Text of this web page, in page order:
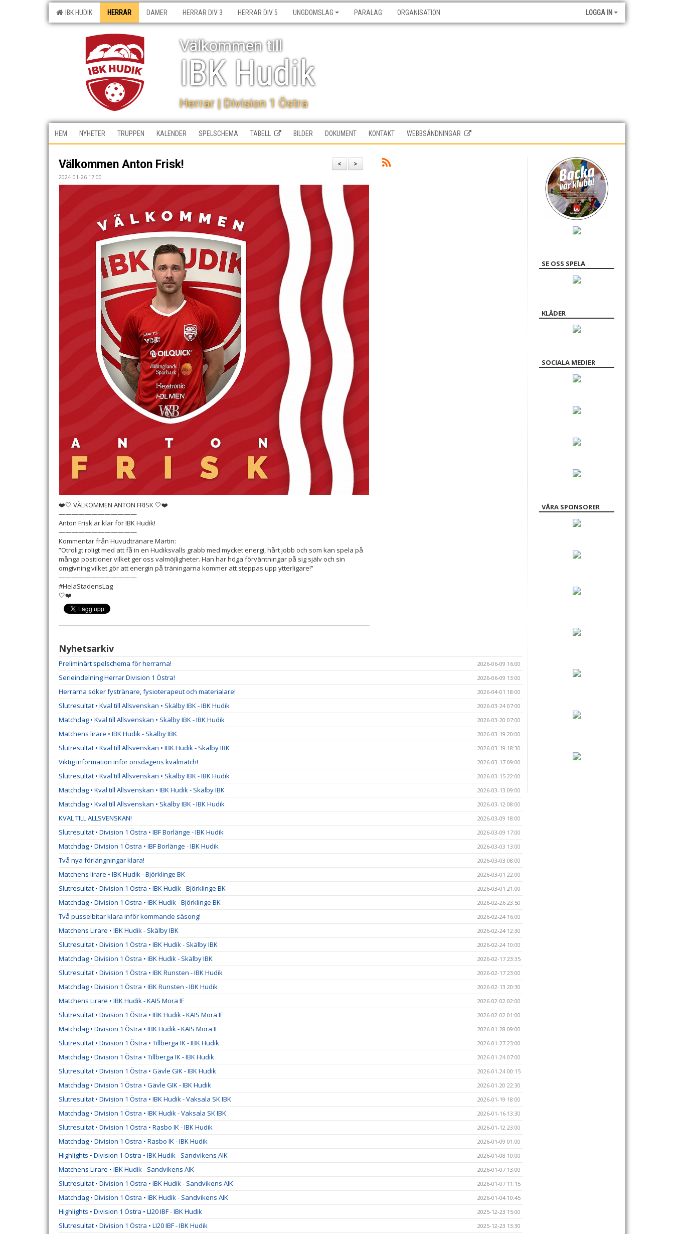
IBK HUDIK HERRAR DAMER HERRAR DIV 3 HERRAR DIV 5 UNGDOMSLAG PARALAG ORGANISATION LOGGA IN
IBK Hudik
Välkommen till
Herrar | Division 1 Östra
HEM NYHETER TRUPPEN KALENDER SPELSCHEMA TABELL BILDER DOKUMENT KONTAKT WEBBSÄNDNINGAR
>
<
Välkommen Anton Frisk!
2024-01-26 17:00
❤️🤍 VÄLKOMMEN ANTON FRISK 🤍❤️
————————————
Anton Frisk är klar för IBK Hudik!
————————————
Kommentar från Huvudtränare Martin:
”Otroligt roligt med att få in en Hudiksvalls grabb med mycket energi, hårt jobb och som kan spela på
många positioner vilket ger oss valmöjligheter. Han har höga förväntningar på sig själv och sin
omgivning vilket gör att energin på träningarna kommer att steppas upp ytterligare!”
————————————
#HelaStadensLag
🤍❤️
Nyhetsarkiv
Preliminärt spelschema för herrarna! 2026-06-09 16:00
Serieindelning Herrar Division 1 Östra! 2026-06-09 13:00
Herrarna söker fystränare, fysioterapeut och materialare! 2026-04-01 18:00
Slutresultat • Kval till Allsvenskan • Skälby IBK - IBK Hudik 2026-03-24 07:00
Matchdag • Kval till Allsvenskan • Skälby IBK - IBK Hudik 2026-03-20 07:00
Matchens lirare • IBK Hudik - Skälby IBK 2026-03-19 20:00
Slutresultat • Kval till Allsvenskan • IBK Hudik - Skälby IBK 2026-03-19 18:30
Viktig information inför onsdagens kvalmatch! 2026-03-17 09:00
Slutresultat • Kval till Allsvenskan • Skälby IBK - IBK Hudik 2026-03-15 22:00
Matchdag • Kval till Allsvenskan • IBK Hudik - Skälby IBK 2026-03-13 09:00
Matchdag • Kval till Allsvenskan • Skälby IBK - IBK Hudik 2026-03-12 08:00
KVAL TILL ALLSVENSKAN! 2026-03-09 18:00
Slutresultat • Division 1 Östra • IBF Borlänge - IBK Hudik 2026-03-09 17:00
Matchdag • Division 1 Östra • IBF Borlänge - IBK Hudik 2026-03-03 13:00
Två nya förlängningar klara! 2026-03-03 08:00
Matchens lirare • IBK Hudik - Björklinge BK 2026-03-01 22:00
Slutresultat • Division 1 Östra • IBK Hudik - Björklinge BK 2026-03-01 21:00
Matchdag • Division 1 Östra • IBK Hudik - Björklinge BK 2026-02-26 23:50
Två pusselbitar klara inför kommande säsong! 2026-02-24 16:00
Matchens Lirare • IBK Hudik - Skälby IBK 2026-02-24 12:30
Slutresultat • Division 1 Östra • IBK Hudik - Skälby IBK 2026-02-24 10:00
Matchdag • Division 1 Östra • IBK Hudik - Skälby IBK 2026-02-17 23:35
Slutresultat • Division 1 Östra • IBK Runsten - IBK Hudik 2026-02-17 23:00
Matchdag • Division 1 Östra • IBK Runsten - IBK Hudik 2026-02-13 20:30
Matchens Lirare • IBK Hudik - KAIS Mora IF 2026-02-02 02:00
Slutresultat • Division 1 Östra • IBK Hudik - KAIS Mora IF 2026-02-02 01:00
Matchdag • Division 1 Östra • IBK Hudik - KAIS Mora IF 2026-01-28 09:00
Slutresultat • Division 1 Östra • Tillberga IK - IBK Hudik 2026-01-27 23:00
Matchdag • Division 1 Östra • Tillberga IK - IBK Hudik 2026-01-24 07:00
Slutresultat • Division 1 Östra • Gävle GIK - IBK Hudik 2026-01-24 00:15
Matchdag • Division 1 Östra • Gävle GIK - IBK Hudik 2026-01-20 22:30
Slutresultat • Division 1 Östra • IBK Hudik - Vaksala SK IBK 2026-01-19 18:00
Matchdag • Division 1 Östra • IBK Hudik - Vaksala SK IBK 2026-01-16 13:30
Slutresultat • Division 1 Östra • Rasbo IK - IBK Hudik 2026-01-12 23:00
Matchdag • Division 1 Östra • Rasbo IK - IBK Hudik 2026-01-09 01:00
Highlights • Division 1 Östra • IBK Hudik - Sandvikens AIK 2026-01-08 10:00
Matchens Lirare • IBK Hudik - Sandvikens AIK 2026-01-07 13:00
Slutresultat • Division 1 Östra • IBK Hudik - Sandvikens AIK 2026-01-07 11:15
Matchdag • Division 1 Östra • IBK Hudik - Sandvikens AIK 2026-01-04 10:45
Highlights • Division 1 Östra • LI20 IBF - IBK Hudik 2025-12-23 15:00
Slutresultat • Division 1 Östra • LI20 IBF - IBK Hudik 2025-12-23 13:30
SE OSS SPELA
KLÄDER
SOCIALA MEDIER
VÅRA SPONSORER